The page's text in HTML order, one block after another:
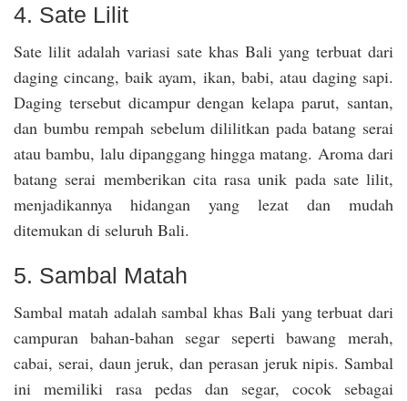
4. Sate Lilit
Sate lilit adalah variasi sate khas Bali yang terbuat dari
daging cincang, baik ayam, ikan, babi, atau daging sapi.
Daging tersebut dicampur dengan kelapa parut, santan,
dan bumbu rempah sebelum dililitkan pada batang serai
atau bambu, lalu dipanggang hingga matang. Aroma dari
batang serai memberikan cita rasa unik pada sate lilit,
menjadikannya hidangan yang lezat dan mudah
ditemukan di seluruh Bali.
5. Sambal Matah
Sambal matah adalah sambal khas Bali yang terbuat dari
campuran bahan-bahan segar seperti bawang merah,
cabai, serai, daun jeruk, dan perasan jeruk nipis. Sambal
ini memiliki rasa pedas dan segar, cocok sebagai